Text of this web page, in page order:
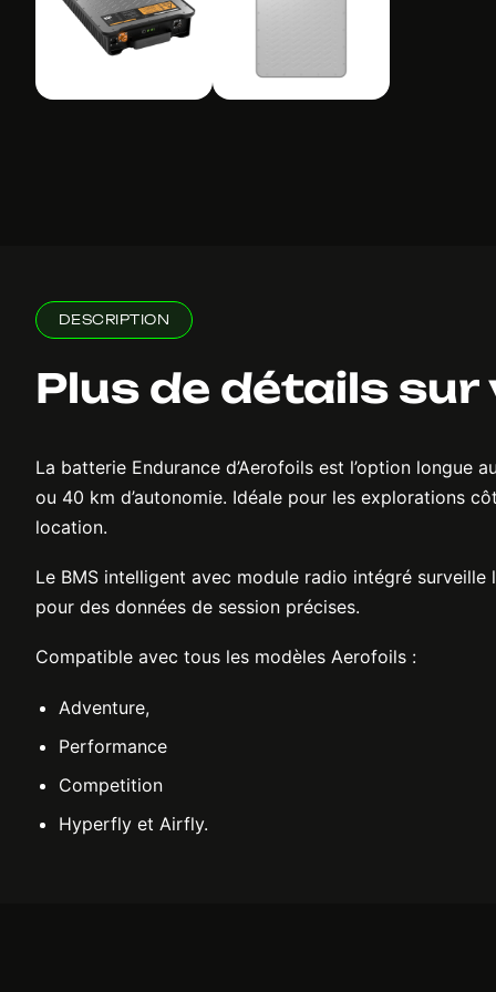
DESCRIPTION
Plus de détails
La batterie Endurance d’Aerofoils est l’option longue
ou 40 km d’autonomie. Idéale pour les explorations
location.
Le BMS intelligent avec module radio intégré
pour des données de session précises.
Compatible avec tous les modèles Aerofoils :
Adventure,
Performance
Competition
Hyperfly et Airfly.